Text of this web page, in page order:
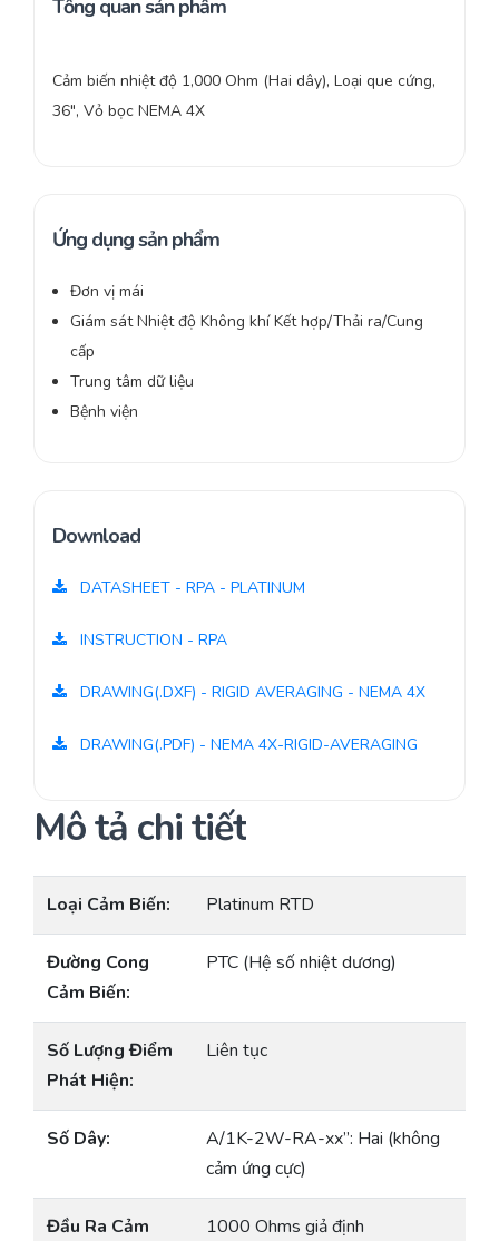
Tổng quan sản phẩm
Cảm biến nhiệt độ 1,000 Ohm (Hai dây), Loại que cứng,
36″, Vỏ bọc NEMA 4X
Ứng dụng sản phẩm
Đơn vị mái
Giám sát Nhiệt độ Không khí Kết hợp/Thải ra/Cung
cấp
Trung tâm dữ liệu
Bệnh viện
Download
DATASHEET - RPA - PLATINUM
INSTRUCTION - RPA
DRAWING(.DXF) - RIGID AVERAGING - NEMA 4X
DRAWING(.PDF) - NEMA 4X-RIGID-AVERAGING
Mô tả chi tiết
Loại Cảm Biến: Platinum RTD
Đường Cong
Cảm Biến:
PTC (Hệ số nhiệt dương)
Số Lượng Điểm
Phát Hiện:
Liên tục
Số Dây:
A/1K-2W-RA-xx”: Hai (không
cảm ứng cực)
Đầu Ra Cảm
1000 Ohms giả định